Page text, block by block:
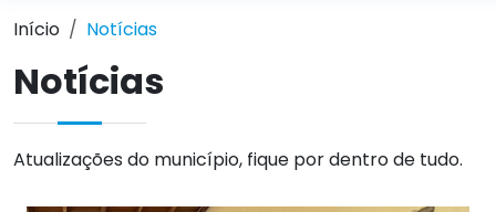
Início Notícias
Notícias
Atualizações do município, fique por dentro de tudo.